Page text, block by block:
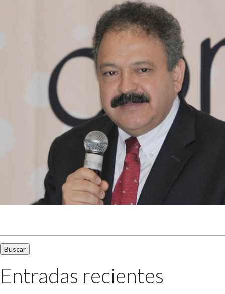
Entradas recientes